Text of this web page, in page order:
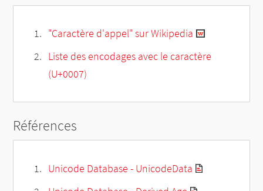
"Caractère d'appel" sur Wikipedia
Liste des encodages avec le caractère
(U+0007)
Références
Unicode Database - UnicodeData